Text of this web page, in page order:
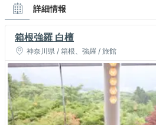
詳細情報
箱根強羅 白檀
神奈川県 / 箱根、強羅 / 旅館